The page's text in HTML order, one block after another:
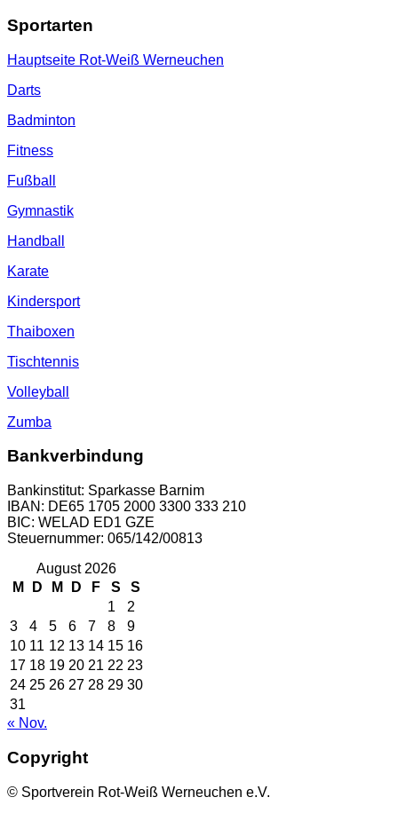
Sportarten
Hauptseite Rot-Weiß Werneuchen
Darts
Badminton
Fitness
Fußball
Gymnastik
Handball
Karate
Kindersport
Thaiboxen
Tischtennis
Volleyball
Zumba
Bankverbindung
Bankinstitut: Sparkasse Barnim
IBAN: DE65 1705 2000 3300 333 210
BIC: WELAD ED1 GZE
Steuernummer: 065/142/00813
August 2026
M
D M D F S
S
1
2
3
4 5 6 7 8
9
10 11 12 13 14 15 16
17 18 19 20 21 22 23
24 25 26 27 28 29 30
31
« Nov.
Copyright
© Sportverein Rot-Weiß Werneuchen e.V.